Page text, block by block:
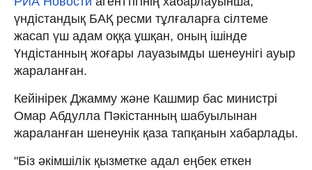
үндістандық БАҚ ресми тұлғаларға сілтеме
жасап үш адам оққа ұшқан, оның ішінде
Үндістанның жоғары лауазымды шенеунігі ауыр
жараланған.
Кейінірек Джамму және Кашмир бас министрі
Омар Абдулла Пәкістанның шабуылынан
жараланған шенеунік қаза тапқанын хабарлады.
"Біз әкімшілік қызметке адал еңбек еткен